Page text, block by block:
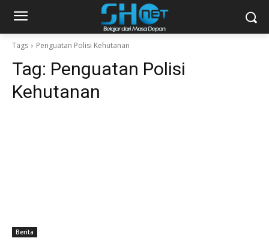
Tags Penguatan Polisi Kehutanan
Tag: Penguatan Polisi
Kehutanan
Berita